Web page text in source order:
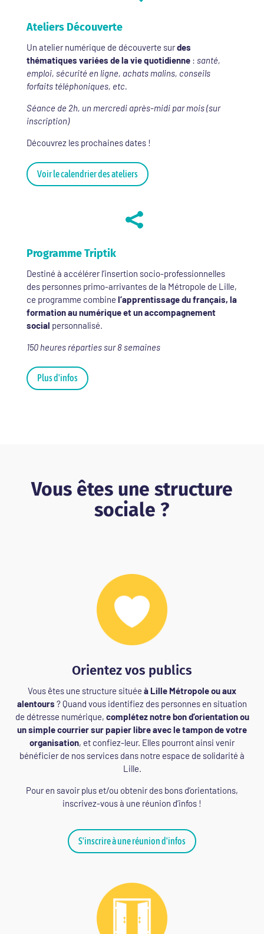
Ateliers Découverte
Un atelier numérique de découverte surdes
thématiques variées de la vie quotidienne: santé,
emploi, sécurité en ligne, achats malins, conseils
forfaits téléphoniques, etc.
Séance de 2h, un mercredi après-midi par mois (sur
inscription)
Découvrez les prochaines dates !
Voir le calendrier des ateliers

Programme Triptik
Destiné à accélérer l’insertion socio-professionnelles
des personnes primo-arrivantes de la Métropole de Lille,
ce programme combine l’apprentissage du français, la
formation au numérique et un accompagnement
social personnalisé.
150 heures réparties sur 8 semaines
Plus d'infos
Vous êtes une structure
sociale ?
Orientez vos publics
Vous êtes une structure située à Lille Métropole ou aux
alentours ? Quand vous identifiez des personnes en situation
de détresse numérique, complétez notre bon d’orientation ou
un simple courrier sur papier libre avec le tampon de votre
organisation, et confiez-leur. Elles pourront ainsi venir
bénéficier de nos services dans notre espace de solidarité à
Lille.
Pour en savoir plus et/ou obtenir des bons d’orientations,
inscrivez-vous à une réunion d’infos !
S'inscrire à une réunion d'infos